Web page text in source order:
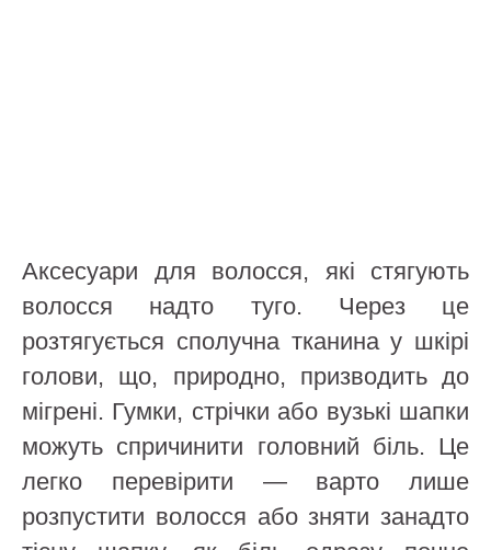
Аксесуари для волосся, які стягують
волосся надто туго. Через це
розтягується сполучна тканина у шкірі
голови, що, природно, призводить до
мігрені. Гумки, стрічки або вузькі шапки
можуть спричинити головний біль. Це
легко перевірити — варто лише
розпустити волосся або зняти занадто